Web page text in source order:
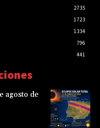
2735
1723
1334
796
441
agosto de